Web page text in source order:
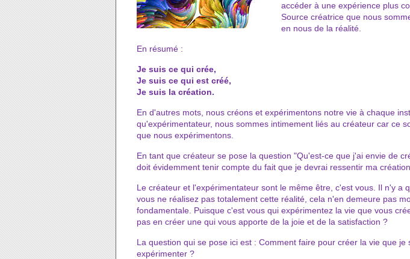
accéder à une expérience plus
Source créatrice que nous
en nous de la réalité.
En résumé :
Je suis ce qui crée,
Je suis ce qui est créé,
Je suis la création.
En d'autres mots, nous créons et expérimentons notre vie à chaque
qu'expérimentateur, nous sommes intimement liés au créateur car ce
que nous expérimentons.
En tant que créateur se pose la question "Qu'est-ce que j'ai envie de
doit évidemment tenir compte du fait que je devrai ressentir ma création.
Le créateur et l'expérimentateur sont le même être, c'est vous. Il n'y a
vous ne réalisez pas totalement cette réalité, cela n'en demeure pas
fondamentale. Puisque c'est vous qui expérimentez la vie que vous
pas en créer une qui vous apporte de la joie et de la satisfaction ?
La question qui se pose ici est : Comment faire pour créer la vie que je
expérimenter ?